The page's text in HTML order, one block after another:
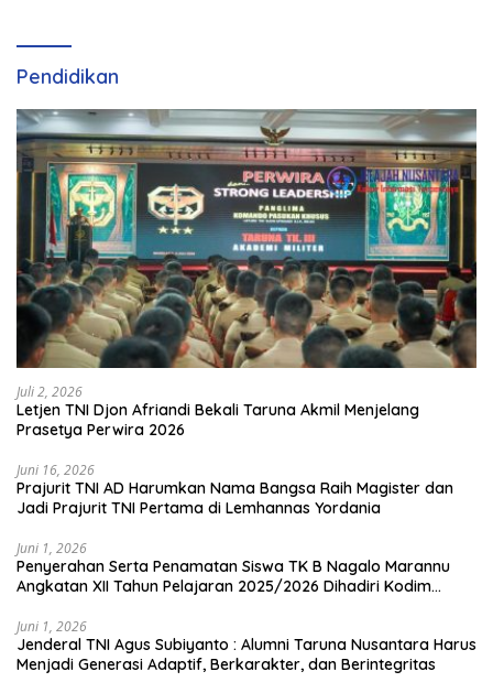
Pendidikan
Juli 2, 2026
Letjen TNI Djon Afriandi Bekali Taruna Akmil Menjelang
Prasetya Perwira 2026
Juni 16, 2026
Prajurit TNI AD Harumkan Nama Bangsa Raih Magister dan
Jadi Prajurit TNI Pertama di Lemhannas Yordania
Juni 1, 2026
Penyerahan Serta Penamatan Siswa TK B Nagalo Marannu
Angkatan XII Tahun Pelajaran 2025/2026 Dihadiri Kodim
Juni 1, 2026
Jenderal TNI Agus Subiyanto : Alumni Taruna Nusantara Harus
Menjadi Generasi Adaptif, Berkarakter, dan Berintegritas